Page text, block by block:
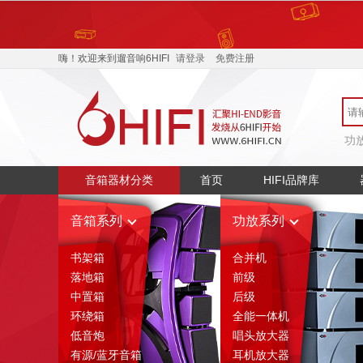
嗨！欢迎来到遛音响6HIFI 请登录 免费注册
功
音箱器材分类 首页 HIFI品牌库
音箱系列
书架箱
落地箱
中置箱
环绕箱
低音炮
有源/蓝牙音箱
功放系列
合并机
前级
后级
全能一体机
唱头放大器
耳机放大器
产品介